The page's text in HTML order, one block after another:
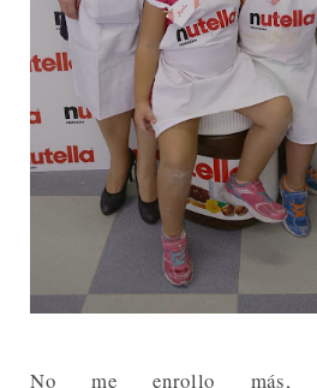
No me enrollo más,